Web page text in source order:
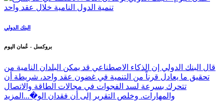
البنك الدولي
بروكسل - عُمان اليوم
قال البنك الدولي إن الذكاء الاصطناعي قد يمكن البلدان النامية من
تحقيق ما يعادل قرناً من التنمية في غضون عقد واحد، شريطة أن
تتحرك بسرعة لسد الفجوات في مجالات الطاقة والاتصال
والمهارات. وخلص التقرير إلى أن فقدان الو�... المزيد